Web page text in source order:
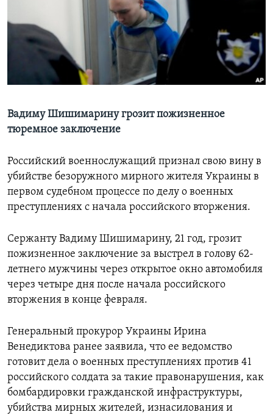
Learning English
СОЦИАЛЬНЫЕ СЕТИ
Языки
Вадиму Шишимарину грозит пожизненное
тюремное заключение
Российский военнослужащий признал свою вину в
убийстве безоружного мирного жителя Украины в
первом судебном процессе по делу о военных
преступлениях с начала российского вторжения.
Сержанту Вадиму Шишимарину, 21 год, грозит
пожизненное заключение за выстрел в голову 62-
летнего мужчины через открытое окно автомобиля
через четыре дня после начала российского
вторжения в конце февраля.
Генеральный прокурор Украины Ирина
Венедиктова ранее заявила, что ее ведомство
готовит дела о военных преступлениях против 41
российского солдата за такие правонарушения, как
бомбардировки гражданской инфраструктуры,
убийства мирных жителей, изнасилования и